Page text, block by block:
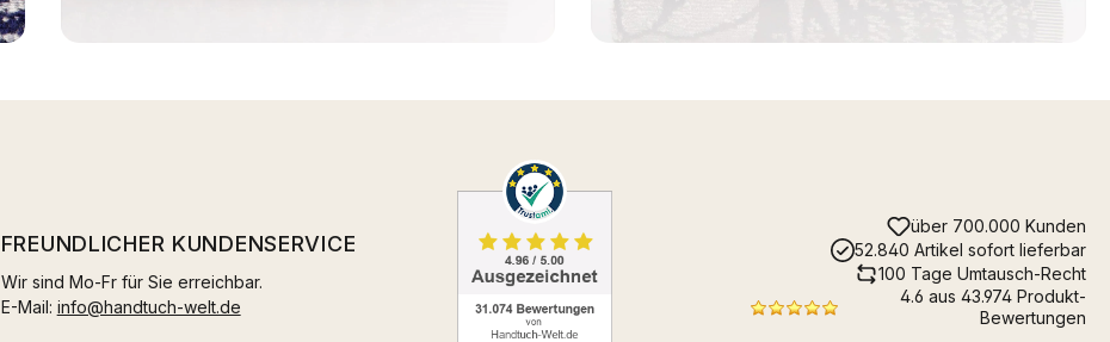
FREUNDLICHER KUNDENSERVICE
Wir sind Mo-Fr für Sie erreichbar.
E-Mail: info@handtuch-welt.de
über 700.000 Kunden
52.840 Artikel sofort lieferbar
100 Tage Umtausch-Recht
4.6 aus 43.974 Produkt-
Bewertungen